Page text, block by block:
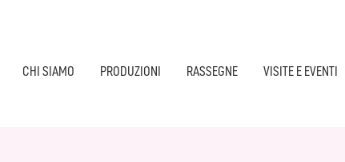
CHI SIAMO PRODUZIONI RASSEGNE VISITE E EVENTI